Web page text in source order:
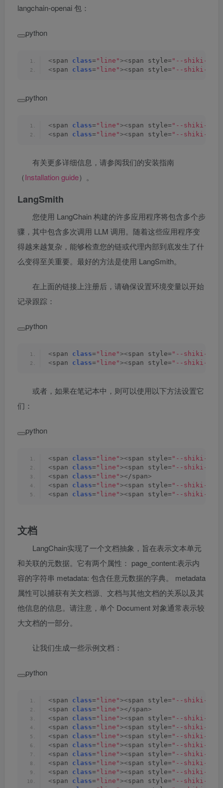
langchain-openai 包：
python
<span class= "line"><span style= "--shiki-
<span class= "line"><span style= "--shiki-
python
<span class= "line"><span style= "--shiki-
<span class= "line"><span style= "--shiki-
有关更多详细信息，请参阅我们的安装指南
（Installation guide）。
LangSmith
您使用 LangChain 构建的许多应用程序将包含多个步
骤，其中包含多次调用 LLM 调用。随着这些应用程序变
得越来越复杂，能够检查您的链或代理内部到底发生了什
么变得至关重要。最好的方法是使用 LangSmith。
在上面的链接上注册后，请确保设置环境变量以开始
记录跟踪：
python
<span class= "line"><span style= "--shiki-
<span class= "line"><span style= "--shiki-
或者，如果在笔记本中，则可以使用以下方法设置它
们：
python
<span class= "line"><span style= "--shiki-
<span class= "line"><span style= "--shiki-
<span class= "line">< /span>
<span class= "line"><span style= "--shiki-
<span class= "line"><span style= "--shiki-
文档
LangChain实现了一个文档抽象，旨在表示文本单元
和关联的元数据。它有两个属性： page_content:表示内
容的字符串 metadata: 包含任意元数据的字典。 metadata
属性可以捕获有关文档源、文档与其他文档的关系以及其
他信息的信息。请注意，单个 Document 对象通常表示较
大文档的一部分。
让我们生成一些示例文档：
python
<span class= "line"><span style= "--shiki-
<span class= "line">< /span>
<span class= "line"><span style= "--shiki-
<span class= "line"><span style= "--shiki-
<span class= "line"><span style= "--shiki-
<span class= "line"><span style= "--shiki-
<span class= "line"><span style= "--shiki-
<span class= "line"><span style= "--shiki-
<span class= "line"><span style= "--shiki-
<span class= "line"><span style= "--shiki-